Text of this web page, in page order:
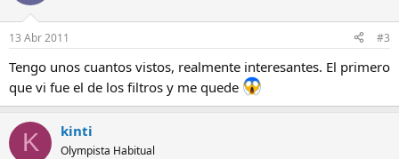
13 Abr 2011 #3
Tengo unos cuantos vistos, realmente interesantes. El primero
que vi fue el de los filtros y me quede
K kinti
Olympista Habitual